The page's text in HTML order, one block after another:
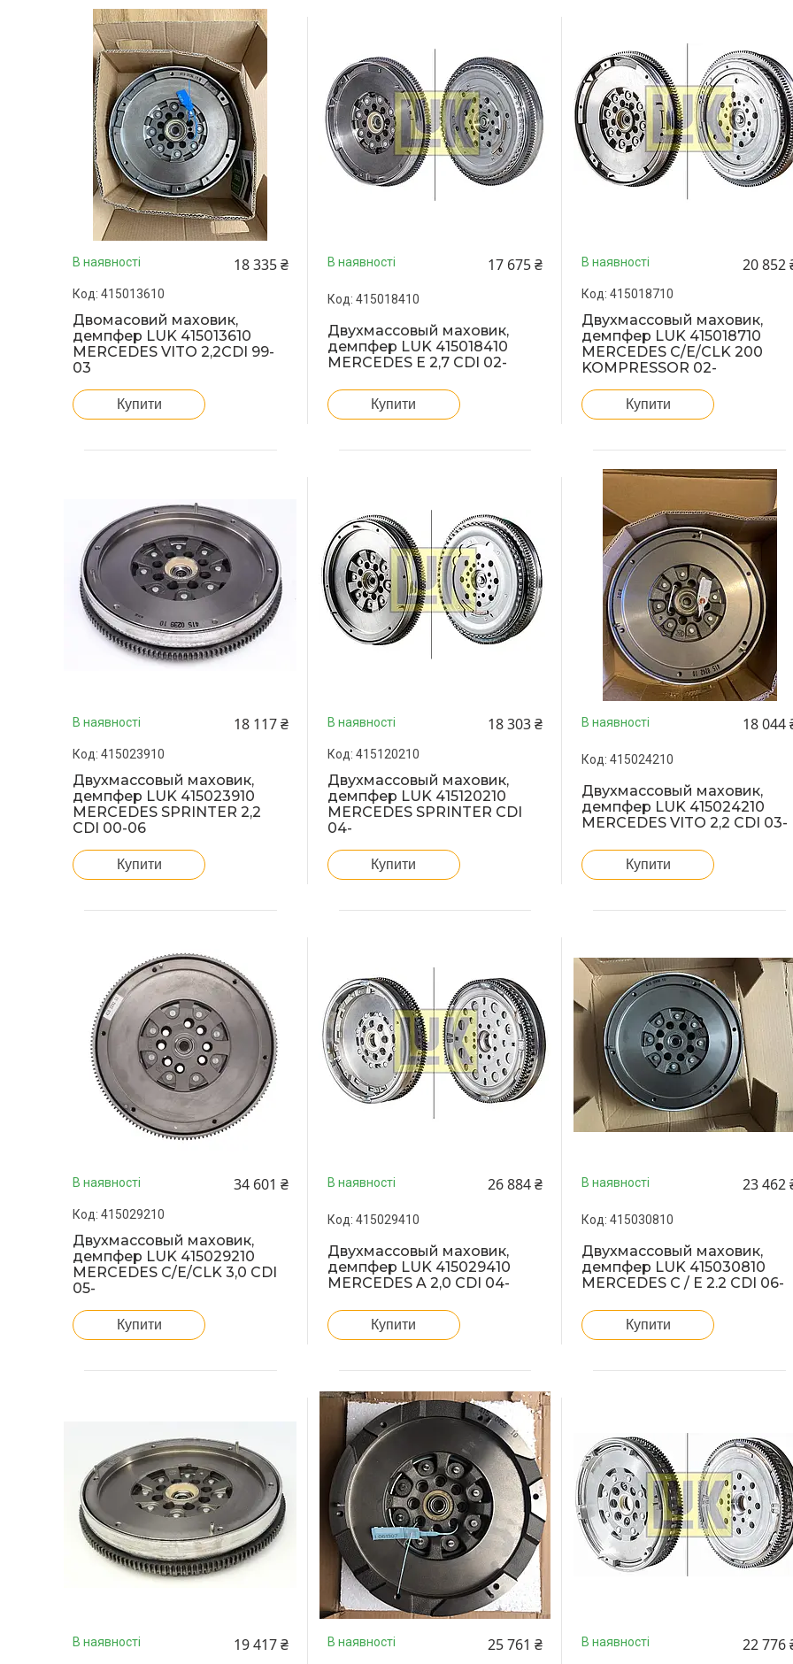
В наявності 18 335 ₴
415013610
Двомасовий маховик,
демпфер LUK 415013610
MERCEDES VITO 2,2CDI 99-
03
Купити
В наявності 17 675 ₴
415018410
Двухмассовый маховик,
демпфер LUK 415018410
MERCEDES E 2,7 CDI 02-
Купити
В наявності 20 852
415018710
Двухмассовый маховик,
демпфер LUK 415018710
MERCEDES C/E/CLK 200
KOMPRESSOR 02-
Купити
В наявності 18 117 ₴
415023910
Двухмассовый маховик,
демпфер LUK 415023910
MERCEDES SPRINTER 2,2
CDI 00-06
Купити
В наявності 18 303 ₴
415120210
Двухмассовый маховик,
демпфер LUK 415120210
MERCEDES SPRINTER CDI
04-
Купити
В наявності 18 044
415024210
Двухмассовый маховик,
демпфер LUK 415024210
MERCEDES VITO 2,2 CDI 03-
Купити
В наявності 34 601 ₴
415029210
Двухмассовый маховик,
демпфер LUK 415029210
MERCEDES C/E/CLK 3,0 CDI
05-
Купити
В наявності 26 884 ₴
415029410
Двухмассовый маховик,
демпфер LUK 415029410
MERCEDES A 2,0 CDI 04-
Купити
В наявності 23 462
415030810
Двухмассовый маховик,
демпфер LUK 415030810
MERCEDES C / E 2.2 CDI 06-
Купити
В наявності 19 417 ₴ В наявності 25 761 ₴ В наявності 22 776